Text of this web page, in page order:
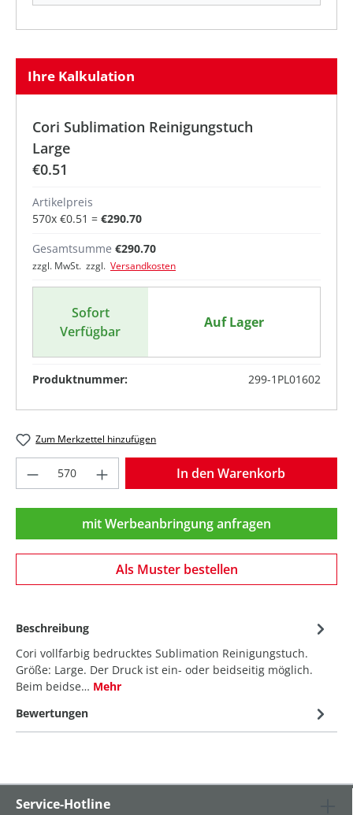
Ihre Kalkulation
Cori Sublimation Reinigungstuch
Large
€0.51
Artikelpreis
570x €0.51 = €290.70
Gesamtsumme €290.70
zzgl. MwSt. zzgl. Versandkosten
Sofort
Verfügbar
Auf Lager
Produktnummer: 299-1PL01602
Zum Merkzettel hinzufügen
Produkt Anzahl: Gib den gewünschten
In den Warenkorb
mit Werbeanbringung anfragen
Als Muster bestellen
Beschreibung
Cori vollfarbig bedrucktes Sublimation Reinigungstuch.
Größe: Large. Der Druck ist ein- oder beidseitig möglich.
Beim beidse… Mehr
Bewertungen
Service-Hotline